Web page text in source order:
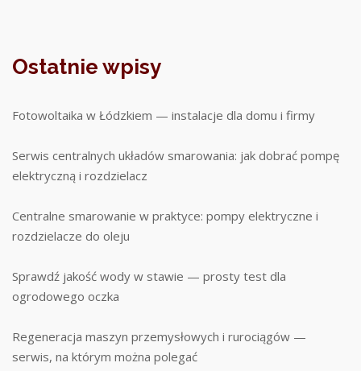
Ostatnie wpisy
Fotowoltaika w Łódzkiem — instalacje dla domu i firmy
Serwis centralnych układów smarowania: jak dobrać pompę
elektryczną i rozdzielacz
Centralne smarowanie w praktyce: pompy elektryczne i
rozdzielacze do oleju
Sprawdź jakość wody w stawie — prosty test dla
ogrodowego oczka
Regeneracja maszyn przemysłowych i rurociągów —
serwis, na którym można polegać